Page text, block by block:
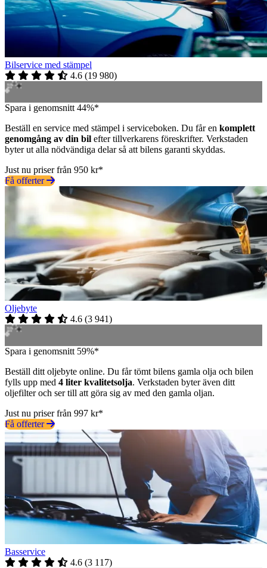
Bilservice med stämpel
4.6 (19 980)
Spara i genomsnitt 44%*
Beställ en service med stämpel i serviceboken. Du får en komplett
genomgång av din bil efter tillverkarens föreskrifter. Verkstaden
byter ut alla nödvändiga delar så att bilens garanti skyddas.
Just nu priser från 950 kr*
Få offerter
Oljebyte
4.6 (3 941)
Spara i genomsnitt 59%*
Beställ ditt oljebyte online. Du får tömt bilens gamla olja och bilen
fylls upp med 4 liter kvalitetsolja. Verkstaden byter även ditt
oljefilter och ser till att göra sig av med den gamla oljan.
Just nu priser från 997 kr*
Få offerter
Basservice
4.6 (3 117)